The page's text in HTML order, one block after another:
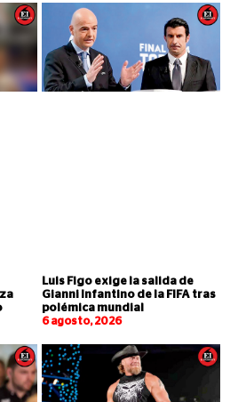
Luis Figo exige la salida de
Gianni Infantino de la FIFA tras
polémica mundial
6 agosto, 2026